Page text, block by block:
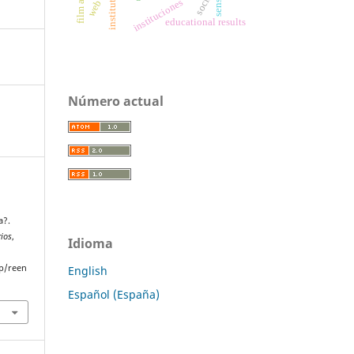
,
reen
institucioneseducational results
sense
Número actual
Idioma
English
Español (España)